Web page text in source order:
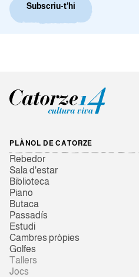
Subscriu-t’hi
PLÀNOL DE CATORZE
Rebedor
Sala d'estar
Biblioteca
Piano
Butaca
Passadís
Estudi
Cambres pròpies
Golfes
Tallers
Jocs